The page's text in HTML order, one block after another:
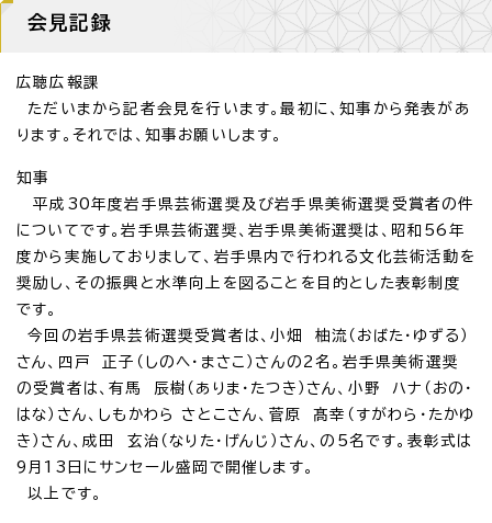
会見記録
広聴広報課
ただいまから記者会見を行います。最初に、知事から発表があ
ります。それでは、知事お願いします。
知事
平成30年度岩手県芸術選奨及び岩手県美術選奨受賞者の件
についてです。岩手県芸術選奨、岩手県美術選奨は、昭和56年
度から実施しておりまして、岩手県内で行われる文化芸術活動を
奨励し、その振興と水準向上を図ることを目的とした表彰制度
です。
今回の岩手県芸術選奨受賞者は、小畑 柚流（おばた・ゆずる）
さん、四戸 正子（しのへ・まさこ）さんの2名。岩手県美術選奨
の受賞者は、有馬 辰樹（ありま・たつき）さん、小野 ハナ（おの・
はな）さん、しもかわら さとこさん、菅原 髙幸（すがわら・たかゆ
き）さん、成田 玄治（なりた・げんじ）さん、の5名です。表彰式は
9月13日にサンセール盛岡で開催します。
以上です。